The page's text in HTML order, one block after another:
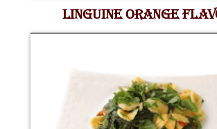
LINGUINE ORANGE